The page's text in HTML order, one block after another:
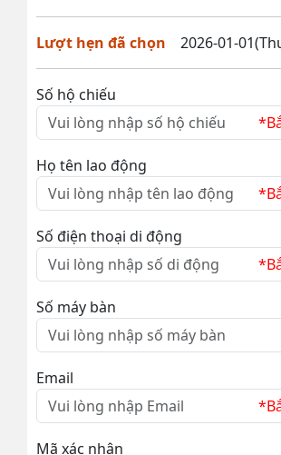
Lượt hẹn đã chọn 2026-01-
Số hộ chiếu
Họ tên lao động
Số điện thoại di động
Số máy bàn
Email
Mã xác nhận